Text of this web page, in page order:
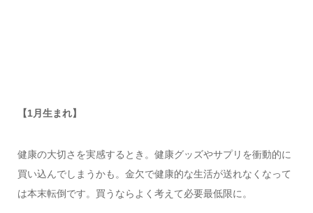
【1月生まれ】
健康の大切さを実感するとき。健康グッズやサプリを衝動的に
買い込んでしまうかも。金欠で健康的な生活が送れなくなって
は本末転倒です。買うならよく考えて必要最低限に。